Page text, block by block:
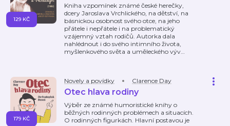
Kniha vzpomínek známé české herečky,
dcery Jaroslava Vrchlického, na dětství, na
básnickou osobnost svého otce, na jeho
přátele i nepřátele i na problematický
vzájemný vztah rodičů. Autorka dala
nahlédnout i do svého intimního života,
myšlenkového světa a uměleckého výv…
129 KČ
Novely a povídky Clarence Day
Otec hlava rodiny
Výběr ze známé humoristické knihy o
běžných rodinných problémech a situacích.
O rodinných figurkách. Hlavní postavou je
179 KČ